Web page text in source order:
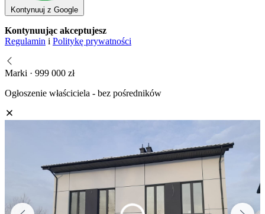
Kontynuuj z Google
Kontynuując akceptujesz
Regulamin i Politykę prywatności
Marki · 999 000 zł
Ogłoszenie właściciela - bez pośredników